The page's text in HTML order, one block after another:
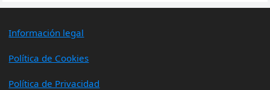
Información legal
Política de Cookies
Política de Privacidad